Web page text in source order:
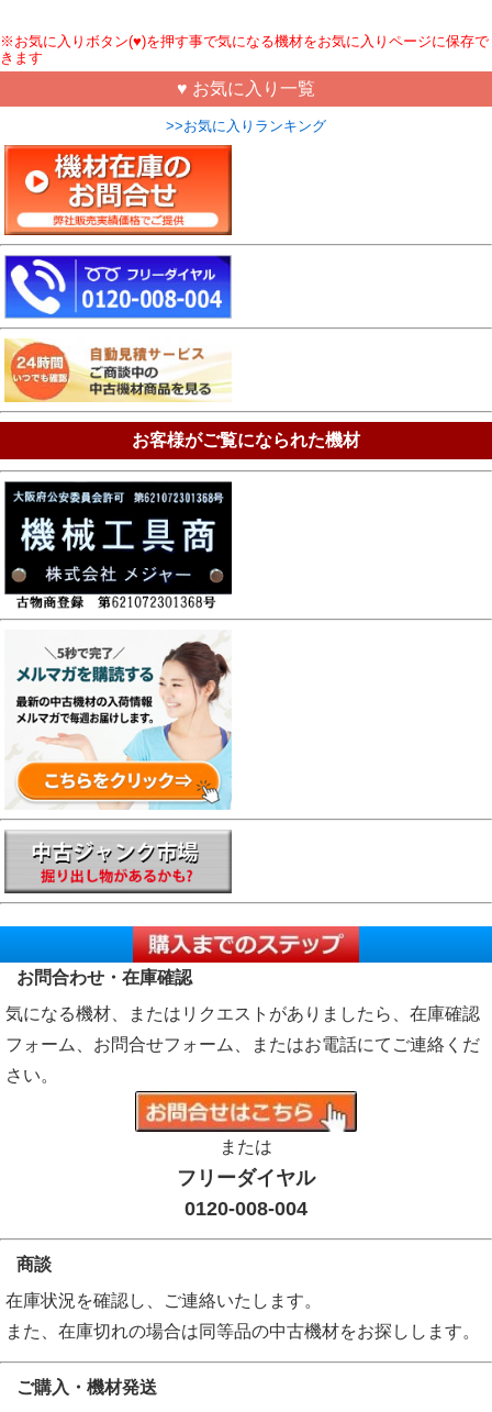
※お気に入りボタン(♥)を押す事で気になる機材をお気に入りページに保存で
きます
♥ お気に入り一覧
>>お気に入りランキング
お客様がご覧になられた機材
お問合わせ・在庫確認
気になる機材、またはリクエストがありましたら、在庫確認
フォーム、お問合せフォーム、またはお電話にてご連絡くだ
さい。
または
フリーダイヤル
0120-008-004
商談
在庫状況を確認し、ご連絡いたします。
また、在庫切れの場合は同等品の中古機材をお探しします。
ご購入・機材発送